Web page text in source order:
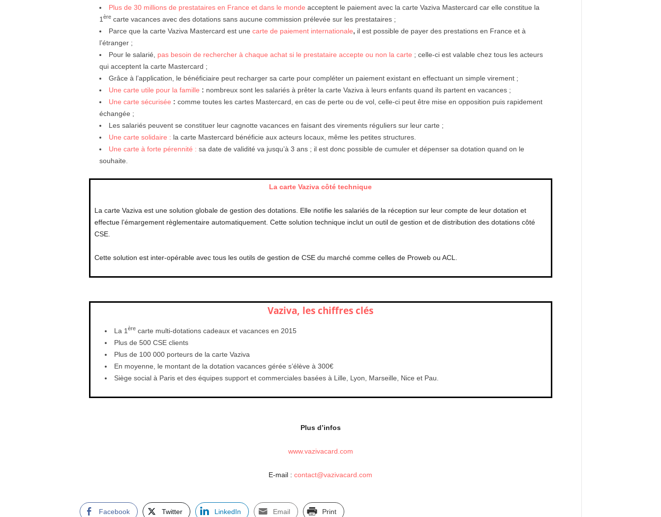
Plus de 30 millions de prestataires en France et dans le monde acceptent le paiement avec la carte Vaziva Mastercard car elle constitue la
1 èrecarte vacances avec des dotations sans aucune commission prélevée sur les prestataires ;
Parce que la carte Vaziva Mastercard est une carte de paiement internationale, il est possible de payer des prestations en France et à
l’étranger ;
Pour le salarié, pas besoin de rechercher à chaque achat si le prestataire accepte ou non la carte ; celle-ci est valable chez tous les acteurs
qui acceptent la carte Mastercard ;
Grâce à l’application, le bénéficiaire peut recharger sa carte pour compléter un paiement existant en effectuant un simple virement ;
Une carte utile pour la famille : nombreux sont les salariés à prêter la carte Vaziva à leurs enfants quand ils partent en vacances ;
Une carte sécurisée : comme toutes les cartes Mastercard, en cas de perte ou de vol, celle-ci peut être mise en opposition puis rapidement
échangée ;
Les salariés peuvent se constituer leur cagnotte vacances en faisant des virements réguliers sur leur carte ;
Une carte solidaire : la carte Mastercard bénéficie aux acteurs locaux, même les petites structures.
Une carte à forte pérennité : sa date de validité va jusqu’à 3 ans ; il est donc possible de cumuler et dépenser sa dotation quand on le
souhaite.
La carte Vaziva côté technique
La carte Vaziva est une solution globale de gestion des dotations. Elle notifie les salariés de la réception sur leur compte de leur dotation et
effectue l’émargement règlementaire automatiquement. Cette solution technique inclut un outil de gestion et de distribution des dotations côté
CSE.
Cette solution est inter-opérable avec tous les outils de gestion de CSE du marché comme celles de Proweb ou ACL.
Vaziva, les chiffres clés
La 1 èrecarte multi-dotations cadeaux et vacances en 2015
Plus de 500 CSE clients
Plus de 100 000 porteurs de la carte Vaziva
En moyenne, le montant de la dotation vacances gérée s’élève à 300€
Siège social à Paris et des équipes support et commerciales basées à Lille, Lyon, Marseille, Nice et Pau.
Plus d’infos
www.vazivacard.com
E-mail : contact@vazivacard.com
Facebook Twitter LinkedIn Email Print